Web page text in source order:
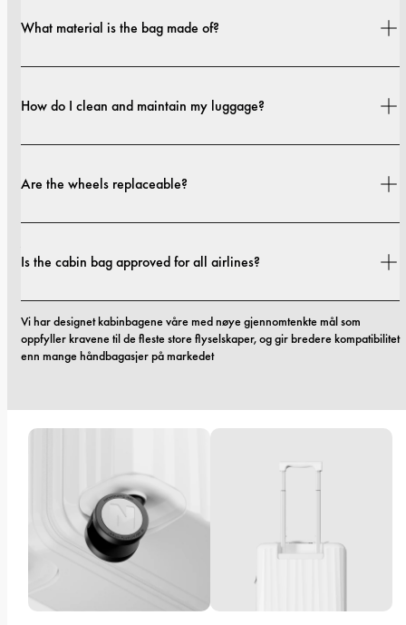
What material is the bag made of?
German aerospace-graded materials. The interior lining is made from
How do I clean and maintain my luggage?
cleaners or abrasive tools to keep your luggage looking fresh.
Are the wheels replaceable?
nye, hjelper supportteamet vårt deg.
Is the cabin bag approved for all airlines?
Vi har designet kabinbagene våre med nøye gjennomtenkte mål som
oppfyller kravene til de fleste store flyselskaper, og gir bredere kompatibilitet
enn mange håndbagasjer på markedet